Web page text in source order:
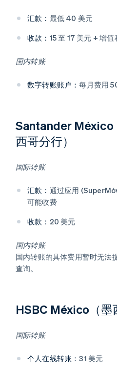
汇款： 最低 40 美元
收款： 15 至 17 美元 + 增值
国内转账
数字转账账户：每月费用
Santander México
西哥分行）
国际转账
汇款： 通过应用
可能收费
收款： 20 美元
国内转账
国内转账的具体费用暂时无法
查询。
HSBC México（墨
国际转账
个人在线转账：31 美元